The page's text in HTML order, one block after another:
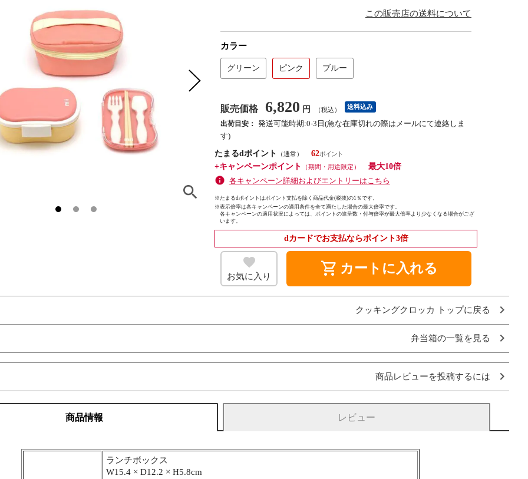
この販売店の送料について
カラー
グリーン ピンク ブルー
販売価格 6,820 円 （税込） 送料込み
出荷目安： 発送可能時期:0-3日(急な在庫切れの際はメールにて連絡しま
す)
たまるdポイント
（通常）
62
+キャンペーンポイント
（期間・用途限定）
最大10倍
各キャンペーン詳細およびエントリーはこちら
※たまるdポイントはポイント支払を除く商品代金(税抜)の1％です。
※表示倍率は各キャンペーンの適用条件を全て満たした場合の最大倍率です。
各キャンペーンの適用状況によっては、ポイントの進呈数・付与倍率が最大倍率より少なくなる場合がござ
います。
dカードでお支払ならポイント3倍
お気に入り shopping_cart カートに入れる
クッキングクロッカ トップに戻る
弁当箱の一覧を見る
商品レビューを投稿するには
商品情報 レビュー
ランチボックス
W15.4 × D12.2 × H5.8cm